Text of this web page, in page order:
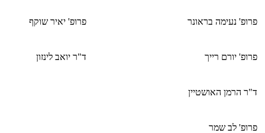
פרופ' נעימה בראונר פרופ' יאיר שוקף
פרופ' יורם רייך ד"ר יואב לינזון
ד"ר הרמן האושטיין
פרופ' לב שמר